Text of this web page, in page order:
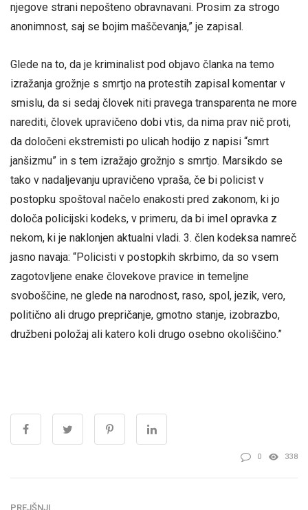
njegove strani nepošteno obravnavani. Prosim za strogo
anonimnost, saj se bojim maščevanja,” je zapisal.
Glede na to, da je kriminalist pod objavo članka na temo
izražanja grožnje s smrtjo na protestih zapisal komentar v
smislu, da si sedaj človek niti pravega transparenta ne more
narediti, človek upravičeno dobi vtis, da nima prav nič proti,
da določeni ekstremisti po ulicah hodijo z napisi “smrt
janšizmu” in s tem izražajo grožnjo s smrtjo. Marsikdo se
tako v nadaljevanju upravičeno vpraša, če bi policist v
postopku spoštoval načelo enakosti pred zakonom, ki jo
določa policijski kodeks, v primeru, da bi imel opravka z
nekom, ki je naklonjen aktualni vladi. 3. člen kodeksa namreč
jasno navaja: “Policisti v postopkih skrbimo, da so vsem
zagotovljene enake človekove pravice in temeljne
svoboščine, ne glede na narodnost, raso, spol, jezik, vero,
politično ali drugo prepričanje, gmotno stanje, izobrazbo,
družbeni položaj ali katero koli drugo osebno okoliščino.”
0 338
PREJŠNJI